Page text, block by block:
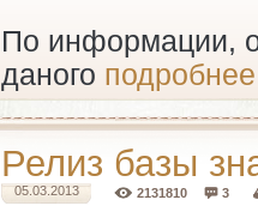
По информации,
даного
Релиз базы
05.03.2013 2131810 3